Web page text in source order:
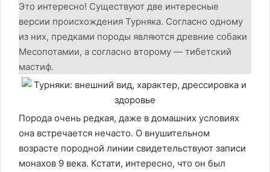
Это интересно! Существуют две интересные
версии происхождения Турняка. Согласно одному
из них, предками породы являются древние собаки
Месопотамии, а согласно второму — тибетский
мастиф.
Порода очень редкая, даже в домашних условиях
она встречается нечасто. О внушительном
возрасте породной линии свидетельствуют записи
монахов 9 века. Кстати, интересно, что он был